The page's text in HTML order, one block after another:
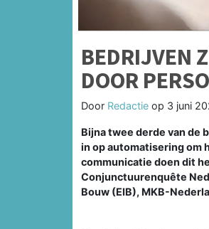
BEDRIJVEN
DOOR
Door Redactie op 3 juni
Bijna twee derde van de
in op automatisering om
communicatie doen dit
Conjunctuurenquête
Bouw (EIB), MKB-